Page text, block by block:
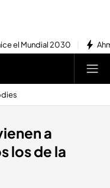
el Mundial 2030
a
los de la